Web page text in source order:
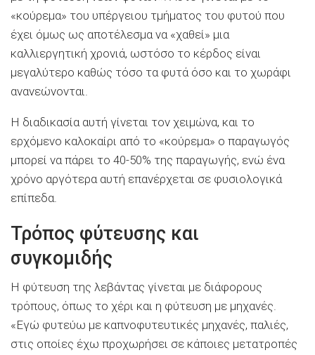
«κούρεμα» του υπέργειου τμήματος του φυτού που
έχει όμως ως αποτέλεσμα να «χαθεί» μια
καλλιεργητική χρονιά, ωστόσο το κέρδος είναι
μεγαλύτερο καθώς τόσο τα φυτά όσο και το χωράφι
ανανεώνονται.
Η διαδικασία αυτή γίνεται τον χειμώνα, και το
ερχόμενο καλοκαίρι από το «κούρεμα» ο παραγωγός
μπορεί να πάρει το 40-50% της παραγωγής, ενώ ένα
χρόνο αργότερα αυτή επανέρχεται σε φυσιολογικά
επίπεδα.
Τρόπος φύτευσης και
συγκομιδής
Η φύτευση της λεβάντας γίνεται με διάφορους
τρόπους, όπως το χέρι και η φύτευση με μηχανές.
«Εγώ φυτεύω με καπνοφυτευτικές μηχανές, παλιές,
στις οποίες έχω προχωρήσει σε κάποιες μετατροπές